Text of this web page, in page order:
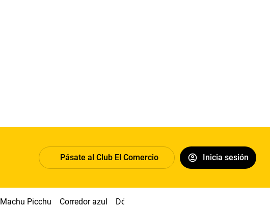
Pásate al Club El Comercio Inicia sesión
Machu Picchu Corredor azul Dólar